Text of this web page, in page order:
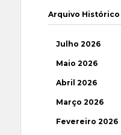
Arquivo Histórico
Julho 2026
Maio 2026
Abril 2026
Março 2026
Fevereiro 2026